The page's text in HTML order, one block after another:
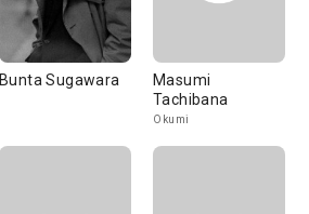
Bunta Sugawara
Masumi
Tachibana
Okumi